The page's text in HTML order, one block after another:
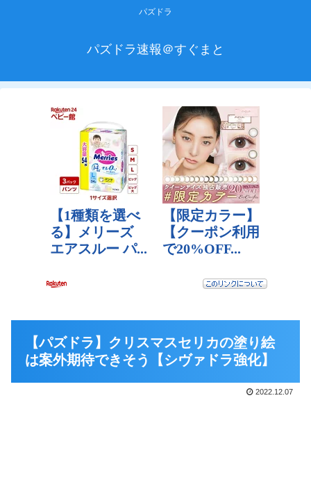
パズドラ
パズドラ速報＠すぐまと
【パズドラ】クリスマスセリカの塗り絵
は案外期待できそう【シヴァドラ強化】
2022.12.07